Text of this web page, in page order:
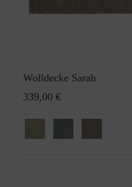
Wolldecke Sarah
339,00 €